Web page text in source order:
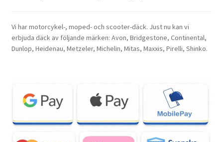
Vi har motorcykel-, moped- och scooter-däck. Just nu kan vi
erbjuda däck av följande märken: Avon, Bridgestone, Continental,
Dunlop, Heidenau, Metzeler, Michelin, Mitas, Maxxis, Pirelli, Shinko.